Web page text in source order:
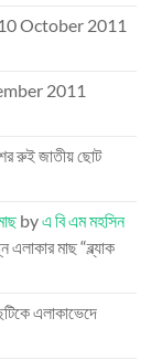
10 October 2011
2011
রুই জাতীয় ছোট
byএ বি এম মহসিন
মাছ “ব্ল্যাক
এলাকাভেদে